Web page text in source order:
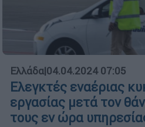
Ελλάδα|04.04.2024 07:05
Ελεγκτές εναέριας
εργασίας μετά τον
τους εν ώρα